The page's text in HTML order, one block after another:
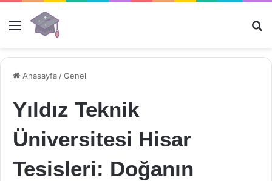
Menü
Anasayfa /Genel
Yıldız Teknik
Üniversitesi Hisar
Tesisleri: Doğanın